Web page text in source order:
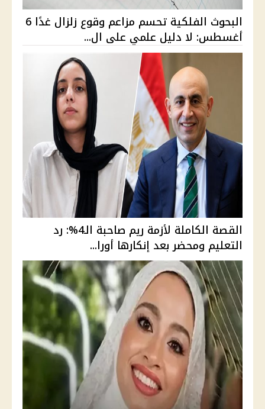
البحوث الفلكية تحسم مزاعم وقوع زلزال غدًا 6
أغسطس: لا دليل علمي على ال...
القصة الكاملة لأزمة ريم صاحبة الـ4%: رد
التعليم ومحضر بعد إنكارها أورا...